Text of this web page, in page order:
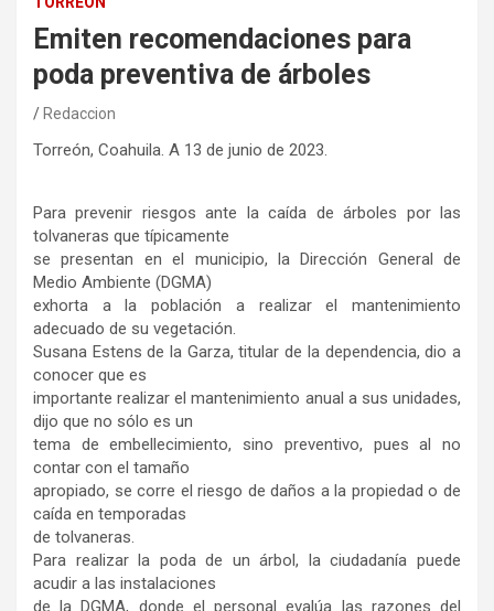
Emiten recomendaciones para
poda preventiva de árboles
Redaccion
Torreón, Coahuila. A 13 de junio de 2023.
Para prevenir riesgos ante la caída de árboles por las
tolvaneras que típicamente
se presentan en el municipio, la Dirección General de
Medio Ambiente (DGMA)
exhorta a la población a realizar el mantenimiento
adecuado de su vegetación.
Susana Estens de la Garza, titular de la dependencia, dio a
conocer que es
importante realizar el mantenimiento anual a sus unidades,
dijo que no sólo es un
tema de embellecimiento, sino preventivo, pues al no
contar con el tamaño
apropiado, se corre el riesgo de daños a la propiedad o de
caída en temporadas
de tolvaneras.
Para realizar la poda de un árbol, la ciudadanía puede
acudir a las instalaciones